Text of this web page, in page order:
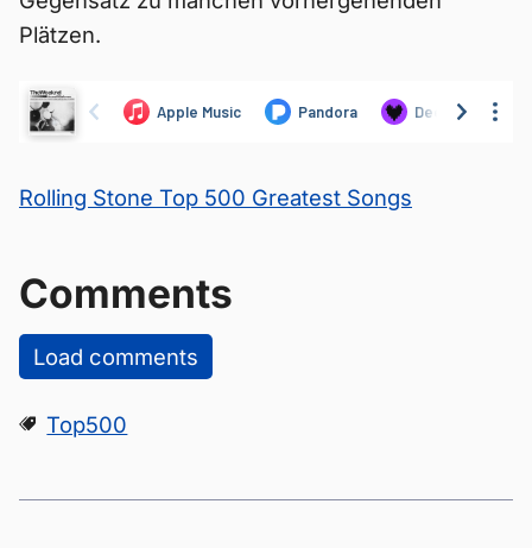
Plätzen.
Rolling Stone Top 500 Greatest Songs
Comments
Load comments
Top500